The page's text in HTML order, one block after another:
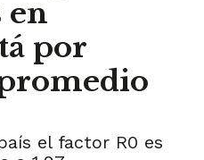
en
por
el factor R0 es